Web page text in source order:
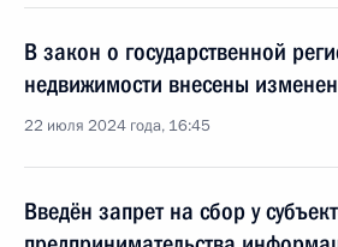
В закон о государственной
недвижимости внесены
22 июля 2024 года, 16:45
Введён запрет на сбор у